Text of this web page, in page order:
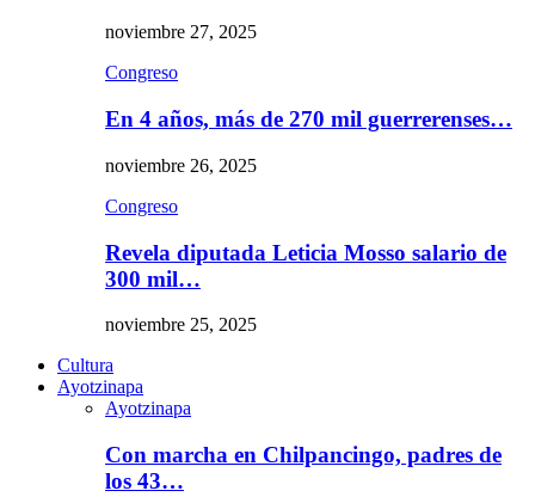
noviembre 27, 2025
Congreso
En 4 años, más de 270 mil guerrerenses…
noviembre 26, 2025
Congreso
Revela diputada Leticia Mosso salario de
300 mil…
noviembre 25, 2025
Cultura
Ayotzinapa
Ayotzinapa
Con marcha en Chilpancingo, padres de
los 43…